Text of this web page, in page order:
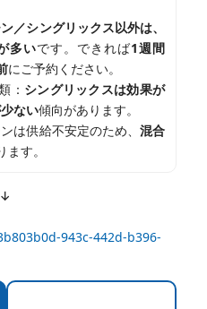
／シングリックス以外は、
多いです。できれば1週間
にご予約ください。
： シングリックスは効果が
ない傾向があります。
は供給不安定のため、 混合
す。
943c-442d-b396-